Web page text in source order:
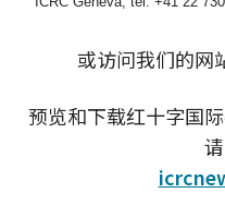
或访问我们的网
预览和下载红十字国